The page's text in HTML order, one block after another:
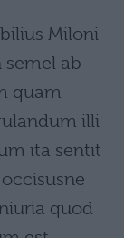
Miloni
ab
quam
illi
ita sentit
quod